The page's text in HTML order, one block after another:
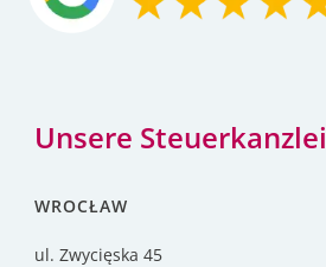
Unsere Steuerkanzlei
WROCŁAW
ul. Zwycięska 45